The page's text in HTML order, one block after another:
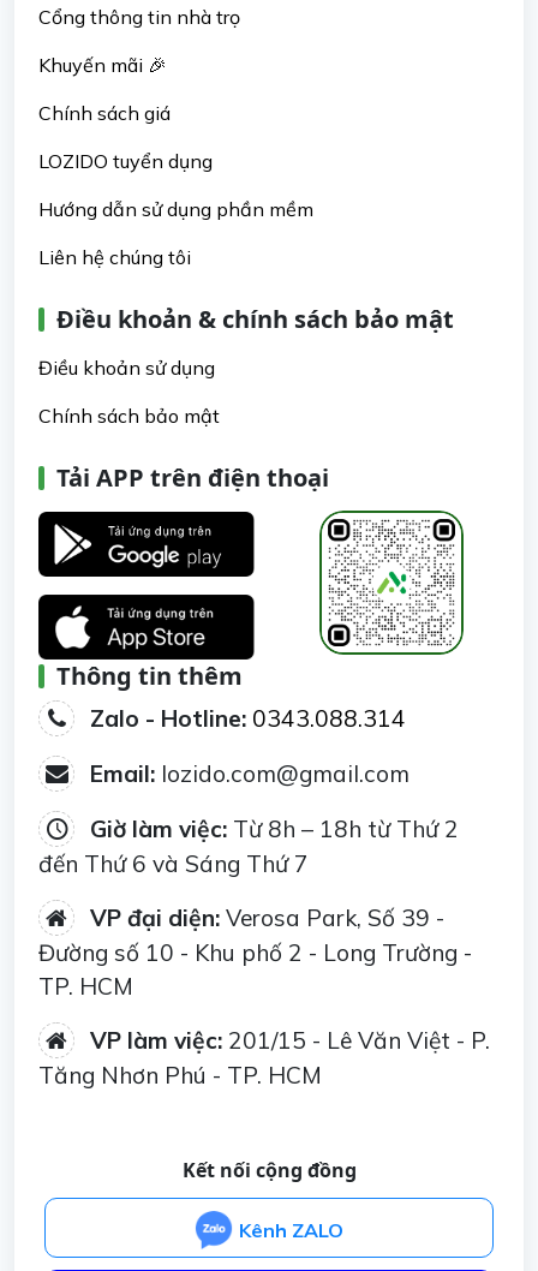
Cổng thông tin nhà trọ
Khuyến mãi 🎉
Chính sách giá
LOZIDO tuyển dụng
Hướng dẫn sử dụng phần mềm
Liên hệ chúng tôi
Điều khoản & chính sách bảo mật
Điều khoản sử dụng
Chính sách bảo mật
Tải APP trên điện thoại
Thông tin thêm
Zalo - Hotline: 0343.088.314
Email: lozido.com@gmail.com
Giờ làm việc: Từ 8h – 18h từ Thứ 2
đến Thứ 6 và Sáng Thứ 7
VP đại diện: Verosa Park, Số 39 -
Đường số 10 - Khu phố 2 - Long Trường -
TP. HCM
VP làm việc: 201/15 - Lê Văn Việt - P.
Tăng Nhơn Phú - TP. HCM
Kết nối cộng đồng
Kênh ZALO